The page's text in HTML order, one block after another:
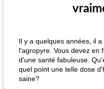
Il y a quelques années, il
l'agropyre. Vous devez en
d'une santé fabuleuse.
quel point une telle dose
saine?